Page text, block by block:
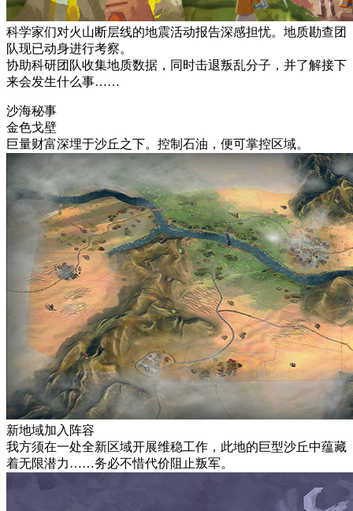
科学家们对火山断层线的地震活动报告深感担忧。地质勘查团
队现已动身进行考察。
协助科研团队收集地质数据，同时击退叛乱分子，并了解接下
来会发生什么事……
沙海秘事
金色戈壁
巨量财富深埋于沙丘之下。控制石油，便可掌控区域。
新地域加入阵容
我方须在一处全新区域开展维稳工作，此地的巨型沙丘中蕴藏
着无限潜力……务必不惜代价阻止叛军。